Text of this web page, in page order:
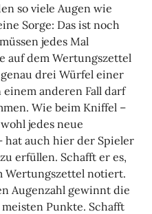
so viele Augen wie
Sorge: Das ist noch
jedes Mal
auf dem Wertungszettel
drei Würfel einer
anderen Fall darf
Wie beim Kniffel –
jedes neue
hat auch hier der Spieler
erfüllen. Schafft er es,
Wertungszettel notiert.
Augenzahl gewinnt die
Punkte. Schafft